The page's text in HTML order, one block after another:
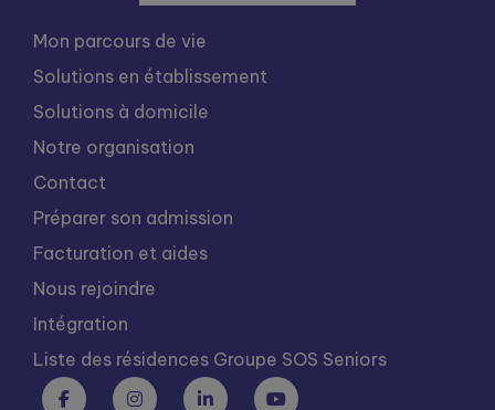
Mon parcours de vie
Solutions en établissement
Solutions à domicile
Notre organisation
Contact
Préparer son admission
Facturation et aides
Nous rejoindre
Intégration
Liste des résidences Groupe SOS Seniors